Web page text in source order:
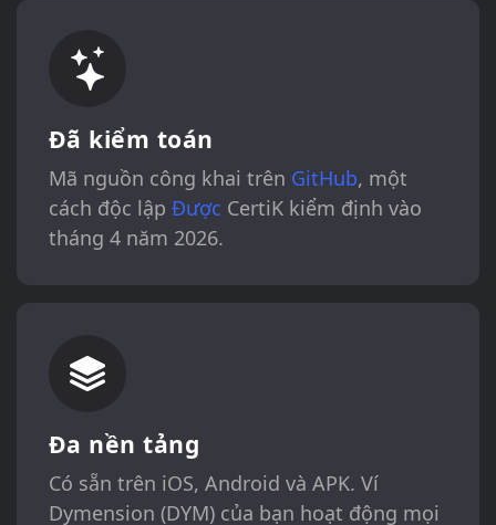
Đã kiểm toán
Mã nguồn công khai trên GitHub, một
cách độc lập Được CertiK kiểm định vào
tháng 4 năm 2026.
Đa nền tảng
Có sẵn trên iOS, Android và APK. Ví
Dymension (DYM) của bạn hoạt động mọi